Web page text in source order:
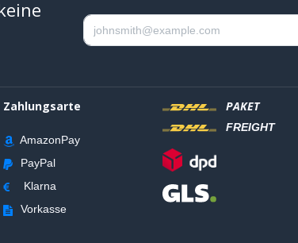
Zahlungsarte
AmazonPay
PayPal
Klarna
Vorkasse
PAKET
FREIGHT